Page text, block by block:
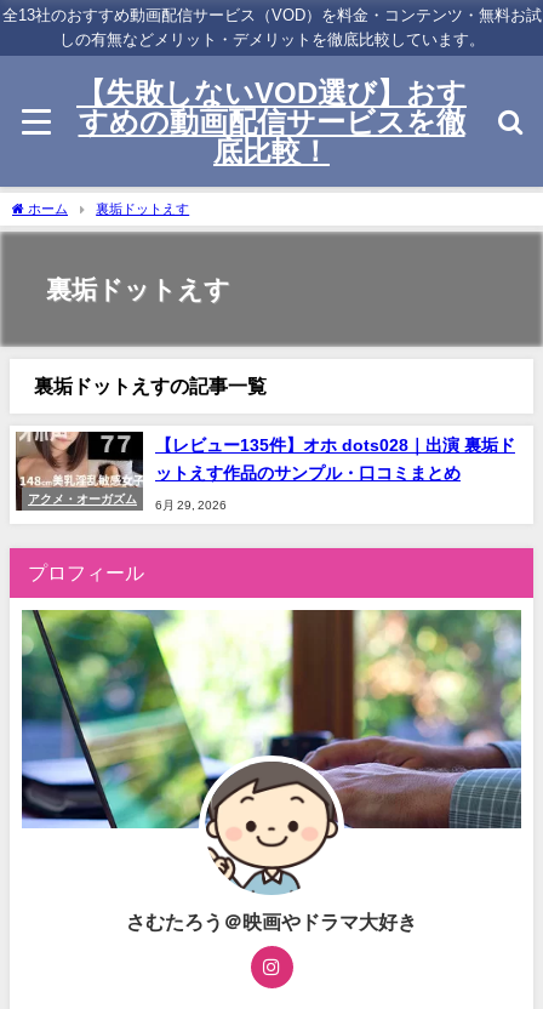
全13社のおすすめ動画配信サービス（VOD）を料金・コンテンツ・無料お試
しの有無などメリット・デメリットを徹底比較しています。
【失敗しないVOD選び】おす
すめの動画配信サービスを徹
底比較！
ホーム 裏垢ドットえす
裏垢ドットえす
裏垢ドットえすの記事一覧
アクメ・オーガズム
【レビュー135件】オホ dots028｜出演 裏垢ド
ットえす作品のサンプル・口コミまとめ
6月 29, 2026
プロフィール
さむたろう＠映画やドラマ大好き